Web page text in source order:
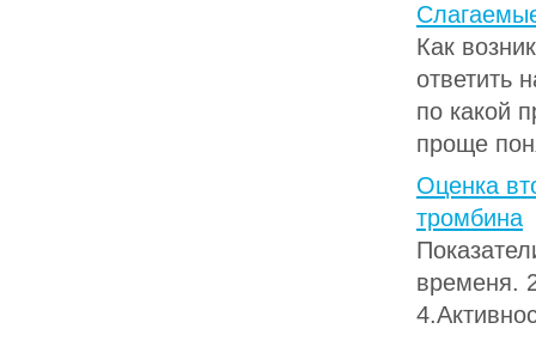
Как
ответить
по какой
проще
Оценка
тромбина
временя.